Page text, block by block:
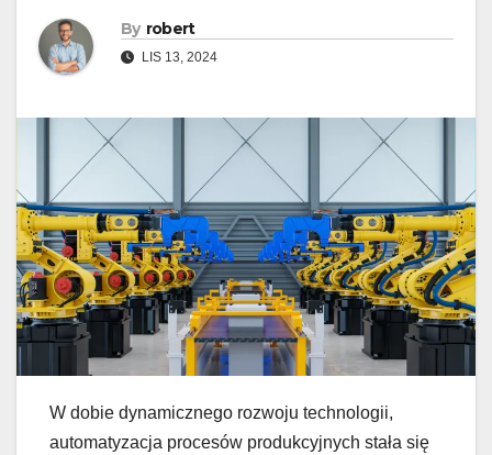
By robert
LIS 13, 2024
W dobie dynamicznego rozwoju technologii,
automatyzacja procesów produkcyjnych stała się